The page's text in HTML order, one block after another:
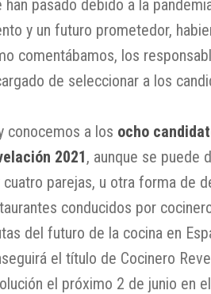
han pasado debido a la
y un futuro prometedor,
comentábamos, los
de seleccionar a los
conocemos a los ocho
2021, aunque se puede
cuatro parejas, u otra forma de
conducidos por
del futuro de la cocina en
el título de Cocinero
el próximo 2 de junio en